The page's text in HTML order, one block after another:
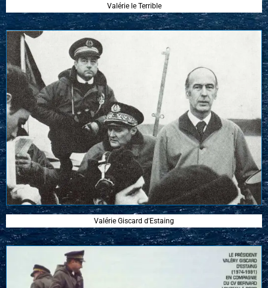
Valérie le Terrible
Valérie Giscard d'Estaing